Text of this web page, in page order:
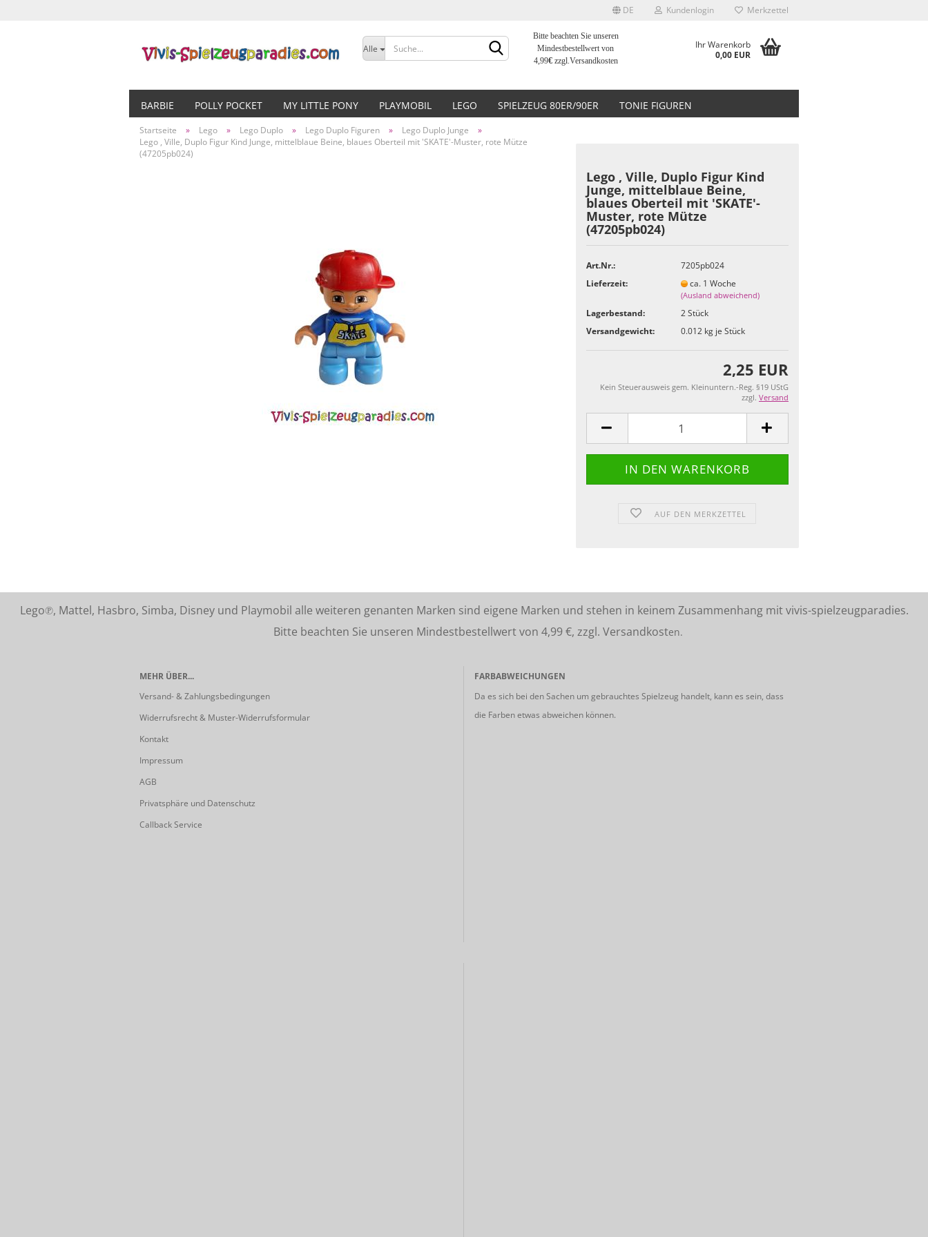
DE
Sprache auswählen
Lieferland
Kundenlogin
Passwort vergessen?
Merkzettel
Alle
Bitte beachten Sie unseren
Mindestbestellwert von
4,99€zzgl.Versandkosten
Ihr Warenkorb
0,00 EUR
BARBIE POLLY POCKET MY LITTLE PONY PLAYMOBIL LEGO SPIELZEUG 80ER/90ER TONIE FIGUREN
Startseite » Lego » Lego Duplo » Lego Duplo Figuren » Lego Duplo Junge
»
Lego , Ville, Duplo Figur Kind Junge, mittelblaue Beine, blaues Oberteil mit 'SKATE'-Muster, rote Mütze
(47205pb024)
Lego , Ville, Duplo Figur Kind
Junge, mittelblaue Beine,
blaues Oberteil mit 'SKATE'-
Muster, rote Mütze
(47205pb024)
Art.Nr.:
7205pb024
Lieferzeit:
ca. 1 Woche
(Ausland abweichend)
Lagerbestand: 2Stück
Versandgewicht:
0.012kg je Stück
2,25 EUR
Kein Steuerausweis gem. Kleinuntern.-Reg. §19 UStG
zzgl. Versand
AUF DEN MERKZETTEL
Lego℗, Mattel, Hasbro, Simba, Disney und Playmobil alle weiteren genanten Marken sind eigene Marken und stehen in keinem Zusammenhang mit vivis-spielzeugparadies.
Bitte beachten Sie unseren Mindestbestellwert von 4,99 €, zzgl. Versandkosten.
MEHR ÜBER...
Versand- & Zahlungsbedingungen
Widerrufsrecht & Muster-Widerrufsformular
Kontakt
Impressum
AGB
Privatsphäre und Datenschutz
Callback Service
FARBABWEICHUNGEN
Da es sich bei den Sachen um gebrauchtes Spielzeug handelt, kann es sein, dass
die Farben etwas abweichen können.